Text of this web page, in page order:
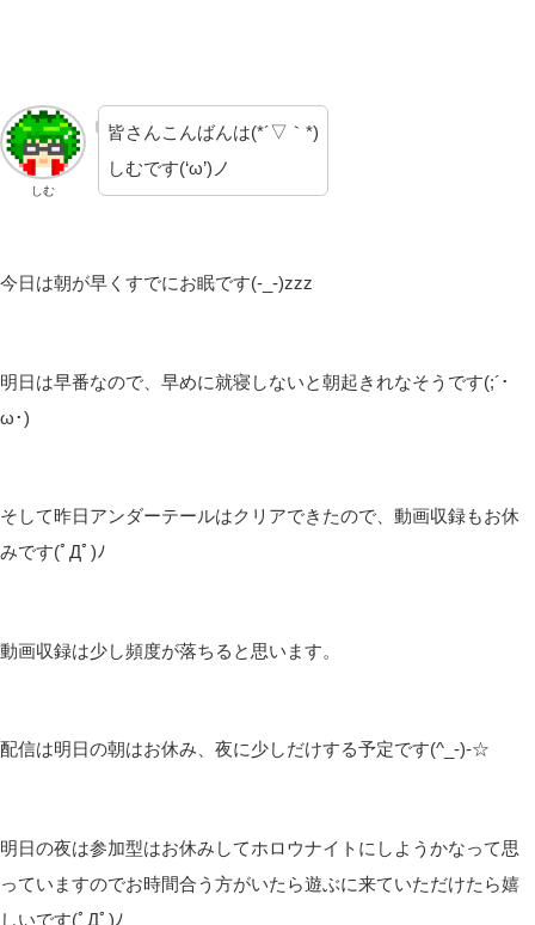
しむ
皆さんこんばんは(*´▽｀*)
しむです(‘ω’)ノ
今日は朝が早くすでにお眠です(-_-)zzz
明日は早番なので、早めに就寝しないと朝起きれなそうです(;´･
ω･)
そして昨日アンダーテールはクリアできたので、動画収録もお休
みです(ﾟДﾟ)ﾉ
動画収録は少し頻度が落ちると思います。
配信は明日の朝はお休み、夜に少しだけする予定です(^_-)-☆
明日の夜は参加型はお休みしてホロウナイトにしようかなって思
っていますのでお時間合う方がいたら遊ぶに来ていただけたら嬉
しいです(ﾟДﾟ)ﾉ